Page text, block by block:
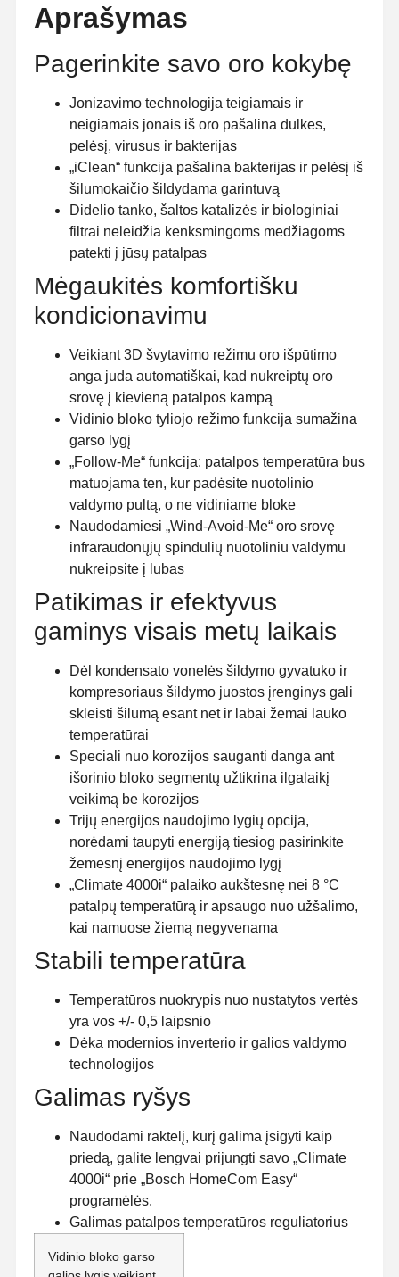
Aprašymas
Pagerinkite savo oro kokybę
Jonizavimo technologija teigiamais ir
neigiamais jonais iš oro pašalina dulkes,
pelėsį, virusus ir bakterijas
„iClean“ funkcija pašalina bakterijas ir pelėsį iš
šilumokaičio šildydama garintuvą
Didelio tanko, šaltos katalizės ir biologiniai
filtrai neleidžia kenksmingoms medžiagoms
patekti į jūsų patalpas
Mėgaukitės komfortišku
kondicionavimu
Veikiant 3D švytavimo režimu oro išpūtimo
anga juda automatiškai, kad nukreiptų oro
srovę į kievieną patalpos kampą
Vidinio bloko tyliojo režimo funkcija sumažina
garso lygį
„Follow-Me“ funkcija: patalpos temperatūra bus
matuojama ten, kur padėsite nuotolinio
valdymo pultą, o ne vidiniame bloke
Naudodamiesi „Wind-Avoid-Me“ oro srovę
infraraudonųjų spindulių nuotoliniu valdymu
nukreipsite į lubas
Patikimas ir efektyvus
gaminys visais metų laikais
Dėl kondensato vonelės šildymo gyvatuko ir
kompresoriaus šildymo juostos įrenginys gali
skleisti šilumą esant net ir labai žemai lauko
temperatūrai
Speciali nuo korozijos sauganti danga ant
išorinio bloko segmentų užtikrina ilgalaikį
veikimą be korozijos
Trijų energijos naudojimo lygių opcija,
norėdami taupyti energiją tiesiog pasirinkite
žemesnį energijos naudojimo lygį
„Climate 4000i“ palaiko aukštesnę nei 8 °C
patalpų temperatūrą ir apsaugo nuo užšalimo,
kai namuose žiemą negyvenama
Stabili temperatūra
Temperatūros nuokrypis nuo nustatytos vertės
yra vos +/- 0,5 laipsnio
Dėka modernios inverterio ir galios valdymo
technologijos
Galimas ryšys
Naudodami raktelį, kurį galima įsigyti kaip
priedą, galite lengvai prijungti savo „Climate
4000i“ prie „Bosch HomeCom Easy“
programėlės.
Galimas patalpos temperatūros reguliatorius
Vidinio bloko garso